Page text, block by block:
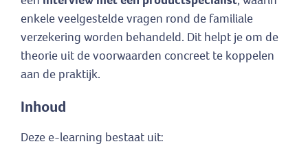
enkele veelgestelde vragen rond de familiale
verzekering worden behandeld. Dit helpt je om de
theorie uit de voorwaarden concreet te koppelen
aan de praktijk.
Inhoud
Deze e-learning bestaat uit: